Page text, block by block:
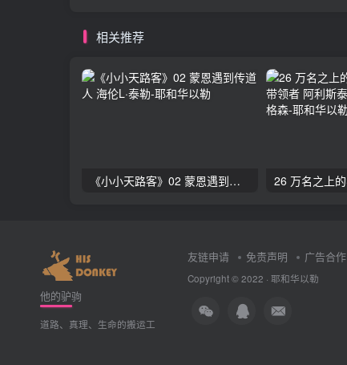
相关推荐
《小小天路客》02 蒙恩遇到传道人 海伦L·泰勒
他的驴驹
道路、真理、生命的搬运工
友链申请 免责声明 广告合作
Copyright © 2022 · 耶和华以勒